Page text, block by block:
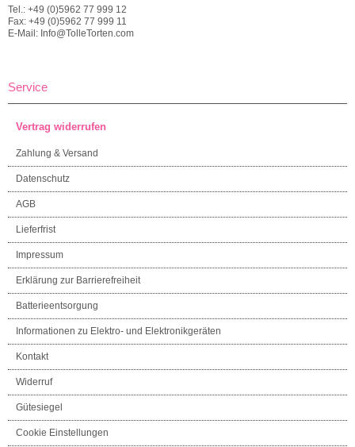
Tel.: +49 (0)5962 77 999 12
Fax: +49 (0)5962 77 999 11
E-Mail: Info@TolleTorten.com
Service
Vertrag widerrufen
Zahlung & Versand
Datenschutz
AGB
Lieferfrist
Impressum
Erklärung zur Barrierefreiheit
Batterieentsorgung
Informationen zu Elektro- und Elektronikgeräten
Kontakt
Widerruf
Gütesiegel
Cookie Einstellungen